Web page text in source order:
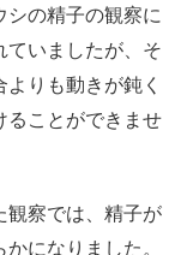
シの精子の観察に
ていましたが、そ
りも動きが鈍く
ることができませ
観察では、精子が
になりました。